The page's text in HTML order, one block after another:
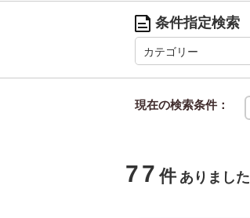
条件指定検索
カテゴリー
現在の検索条件：
77 件 ありました